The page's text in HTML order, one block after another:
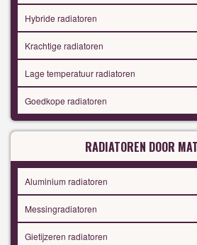
Hybride radiatoren
Krachtige radiatoren
Lage temperatuur radiatoren
Goedkope radiatoren
RADIATOREN DOOR
Aluminium radiatoren
Messingradiatoren
Gietijzeren radiatoren